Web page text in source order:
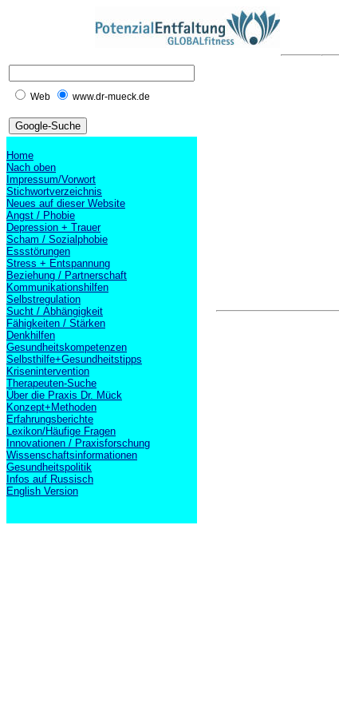
Web www.dr-mueck.de
Home
Nach oben
Impressum/Vorwort
Stichwortverzeichnis
Neues auf dieser Website
Angst / Phobie
Depression + Trauer
Scham / Sozialphobie
Essstörungen
Stress + Entspannung
Beziehung / Partnerschaft
Kommunikationshilfen
Selbstregulation
Sucht / Abhängigkeit
Fähigkeiten / Stärken
Denkhilfen
Gesundheitskompetenzen
Selbsthilfe+Gesundheitstipps
Krisenintervention
Therapeuten-Suche
Über die Praxis Dr. Mück
Konzept+Methoden
Erfahrungsberichte
Lexikon/Häufige Fragen
Innovationen / Praxisforschung
Wissenschaftsinformationen
Gesundheitspolitik
Infos auf Russisch
English Version